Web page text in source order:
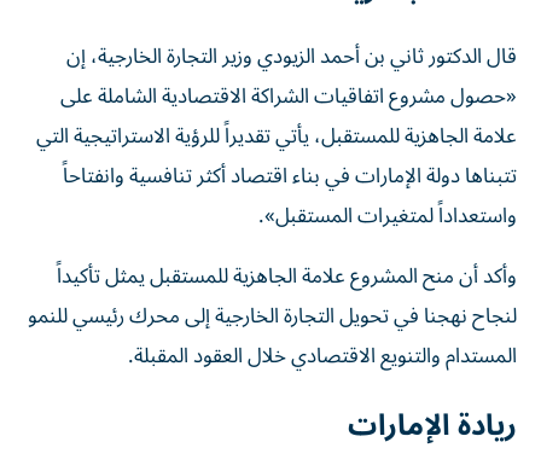
قال الدكتور ثاني بن أحمد الزيودي وزير التجارة الخارجية، إن
«حصول مشروع اتفاقيات الشراكة الاقتصادية الشاملة على
علامة الجاهزية للمستقبل، يأتي تقديراً للرؤية الاستراتيجية التي
تتبناها دولة الإمارات في بناء اقتصاد أكثر تنافسية وانفتاحاً
واستعداداً لمتغيرات المستقبل».
وأكد أن منح المشروع علامة الجاهزية للمستقبل يمثل تأكيداً
لنجاح نهجنا في تحويل التجارة الخارجية إلى محرك رئيسي للنمو
المستدام والتنويع الاقتصادي خلال العقود المقبلة.
ريادة الإمارات